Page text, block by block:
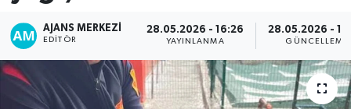
AJANS MERKEZI
EDITÖR
28.05.2026 - 16:26
YAYINLANMA
28.05.2026 -
GÜNCELLEME